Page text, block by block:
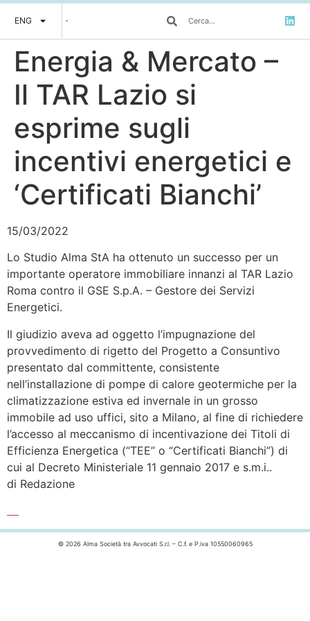
ENG
Energia & Mercato –
Il TAR Lazio si
esprime sugli
incentivi energetici e
‘Certificati Bianchi’
15/03/2022
Lo Studio Alma StA ha ottenuto un successo per un
importante operatore immobiliare innanzi al TAR Lazio
Roma contro il GSE S.p.A. – Gestore dei Servizi
Energetici.
Il giudizio aveva ad oggetto l’impugnazione del
provvedimento di rigetto del Progetto a Consuntivo
presentato dal committente, consistente
nell’installazione di pompe di calore geotermiche per la
climatizzazione estiva ed invernale in un grosso
immobile ad uso uffici, sito a Milano, al fine di richiedere
l’accesso al meccanismo di incentivazione dei Titoli di
Efficienza Energetica (“TEE” o “Certificati Bianchi”) di
cui al Decreto Ministeriale 11 gennaio 2017 e s.m.i..
di Redazione
© 2026 Alma Società tra Avvocati S.r.l. – C.f. e P.iva 10550060965